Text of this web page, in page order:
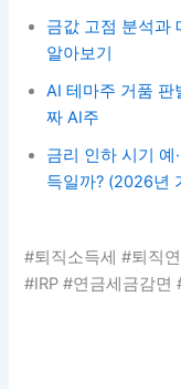
금값 고점 분석과
알아보기
AI 테마주 거품 판
짜 AI주
금리 인하 시기 예
득일까? (2026년
#퇴직소득세 #퇴직
#IRP #연금세금감면